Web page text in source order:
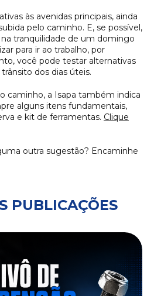
às avenidas principais, ainda
pelo caminho. E, se possível,
tranquilidade de um domingo
para ir ao trabalho, por
você pode testar alternativas
dos dias úteis.
caminho, a Isapa também indica
alguns itens fundamentais,
e kit de ferramentas. Clique
outra sugestão? Encaminhe
PUBLICAÇÕES